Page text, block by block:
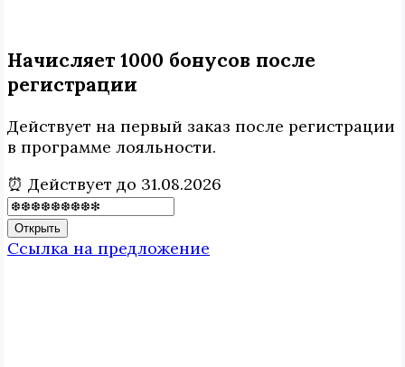
Начисляет 1000 бонусов после
регистрации
Действует на первый заказ после регистрации
в программе лояльности.
⏰ Действует до 31.08.2026
Открыть
Ссылка на предложение